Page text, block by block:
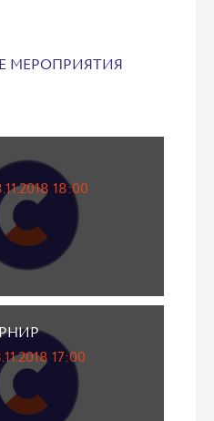
МЕРОПРИЯТИЯ
18:00
17:00